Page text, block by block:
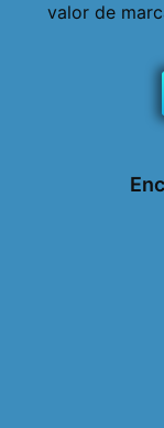
valor de